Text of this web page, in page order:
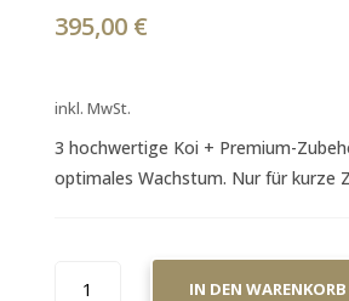
395,00 €
inkl. MwSt.
3 hochwertige Koi + Premium-
optimales Wachstum. Nur für kurze
IN DEN WARENKORB